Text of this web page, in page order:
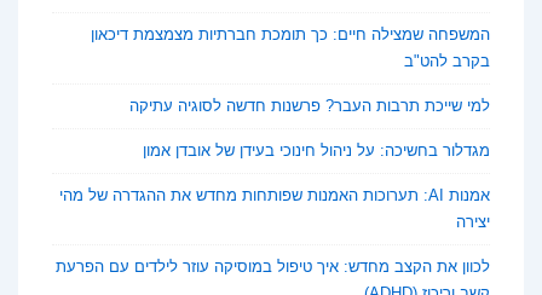
המשפחה שמצילה חיים: כך תומכת חברתיות מצמצמת דיכאון
בקרב להט"ב
למי שייכת תרבות העבר? פרשנות חדשה לסוגיה עתיקה
מגדלור בחשיכה: על ניהול חינוכי בעידן של אובדן אמון
אמנות AI: תערוכות האמנות שפותחות מחדש את ההגדרה של מהי
יצירה
לכוון את הקצב מחדש: איך טיפול במוסיקה עוזר לילדים עם הפרעת